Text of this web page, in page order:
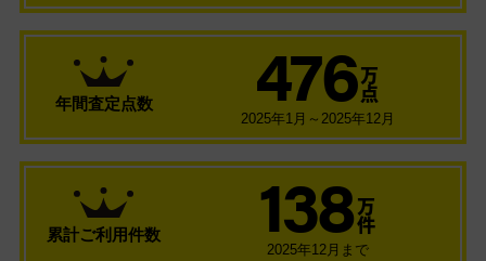
年間査定点数 476 万
点
2025年1月～2025年12月
累計ご利用件数 138 万
件
2025年12月まで